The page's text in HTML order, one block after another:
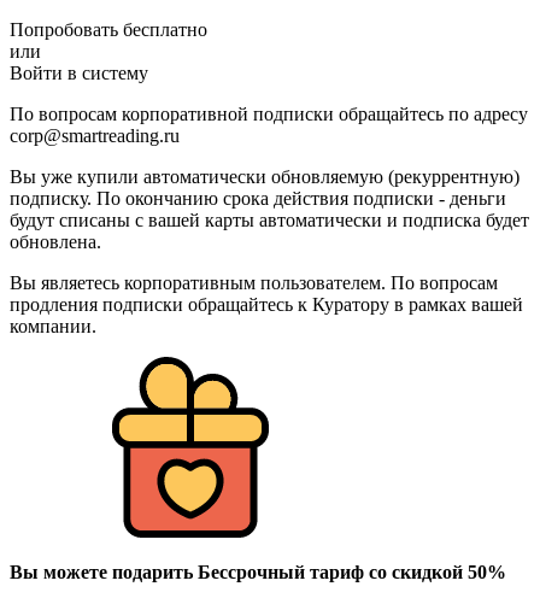
Попробовать бесплатно
или
Войти в систему
По вопросам корпоративной подписки обращайтесь по адресу
corp@smartreading.ru
Вы уже купили автоматически обновляемую (рекуррентную)
подписку. По окончанию срока действия подписки - деньги
будут списаны с вашей карты автоматически и подписка будет
обновлена.
Вы являетесь корпоративным пользователем. По вопросам
продления подписки обращайтесь к Куратору в рамках вашей
компании.
Вы можете подарить Бессрочный тариф со скидкой 50%